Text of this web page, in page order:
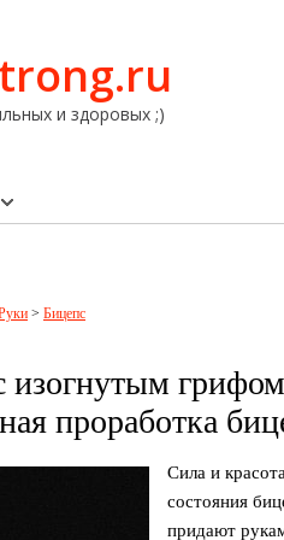
и здоровых ;)
> Бицепс
изогнутым
проработка
Сила и
состояния
придают